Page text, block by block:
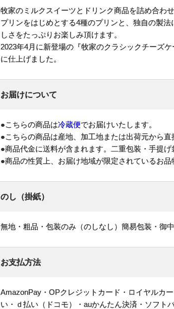
牧家のミルクスイーツとドリンク商品を詰め合わ
プリンをはじめとする4種のプリンと、独自の製
しさをたっぷりお楽しみ頂けます。
2023年4月に新登場の『牧家のクラシックチーズ
に仕上げました。
お届けについて
●こちらの商品は冷蔵便でお届けいたします。
●こちらの商品は産地、加工地または出荷元から直
●商品代金に送料が含まれます。二重包装・手提
●商品の性質上、お届け地域が限定されているお品
のし（掛紙）
無地・粗品・包装のみ（のしなし）簡易包装・御
お支払方法
AmazonPay・OPクレジットカード・ロイヤルカ
い・ｄ払い（ドコモ）・auかんたん決済・ソフト